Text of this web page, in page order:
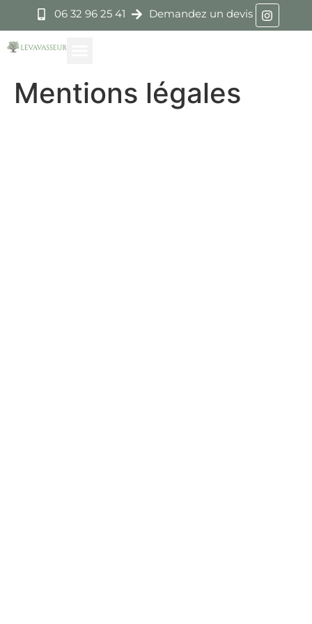
06 32 96 25 41 Demandez un devis
Mentions légales